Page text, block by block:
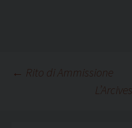
← Rito di Ammissione